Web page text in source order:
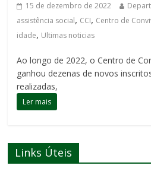
15 de dezembro de 2022
assistência social, CCI, Centro de
idade, Ultimas noticias
Ao longo de 2022, o Centro de
ganhou dezenas de novos
realizadas,
Ler mais
Links Úteis